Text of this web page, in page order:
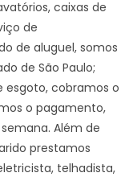
caixas de
de
de aluguel, somos
de São Paulo;
esgoto, cobramos o
o pagamento,
Além de
prestamos
telhadista,